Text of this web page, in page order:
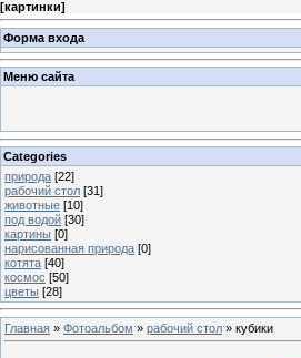
[картинки]
Форма входа
Меню сайта
Categories
природа [22]
рабочий стол [31]
животные [10]
под водой [30]
картины [0]
нарисованная природа [0]
котята [40]
космос [50]
цветы [28]
Главная » Фотоальбом » рабочий стол » кубики